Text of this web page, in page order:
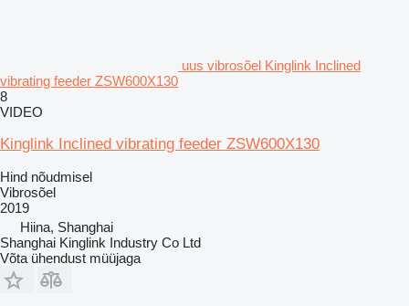
uus vibrosõel Kinglink Inclined
vibrating feeder ZSW600X130
8
VIDEO
Kinglink Inclined vibrating feeder ZSW600X130
Hind nõudmisel
Vibrosõel
2019
Hiina, Shanghai
Shanghai Kinglink Industry Co Ltd
Võta ühendust müüjaga